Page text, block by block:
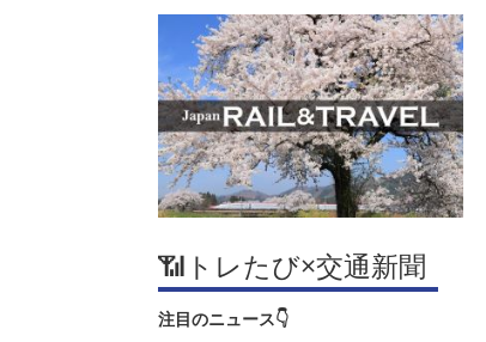
📶トレたび×交通新聞
注目のニュース👇